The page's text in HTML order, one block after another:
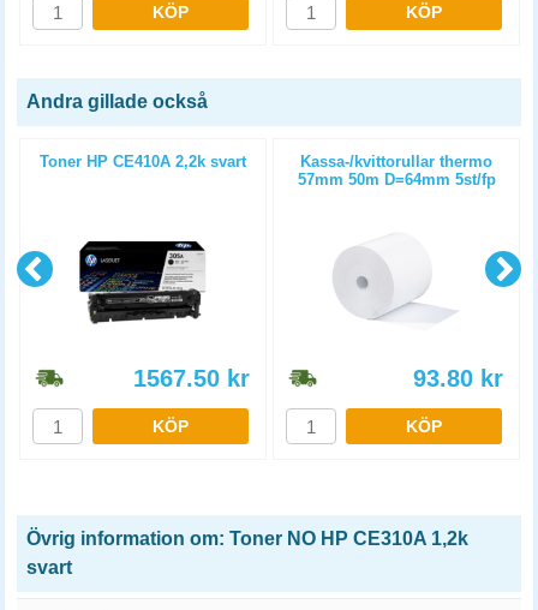
KÖP KÖP
Andra gillade också
Toner HP CE410A 2,2k svart
1567.50 kr
KÖP
Kassa-/kvittorullar thermo
57mm 50m D=64mm 5st/fp
93.80 kr
KÖP
Övrig information om: Toner NO HP CE310A 1,2k
svart